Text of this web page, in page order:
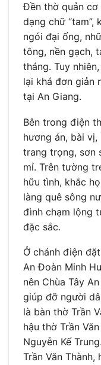
Đền thờ quản cơ
dạng chữ
ngói đại ống,
tông, nền gạch,
tháng. Tuy
lại khá đơn giản
tại An Giang.
Bên trong điện
hương án, bài
trang trọng, sơn
mỉ. Trên tường
hữu tình, khắc
làng quê sông
đình chạm lộng
đặc sắc.
Ở chánh điện
An Đoàn Minh
nên Chùa Tây
giúp đỡ người
là bàn thờ Trần
hậu thờ Trần
Nguyễn Kế
Trần Văn